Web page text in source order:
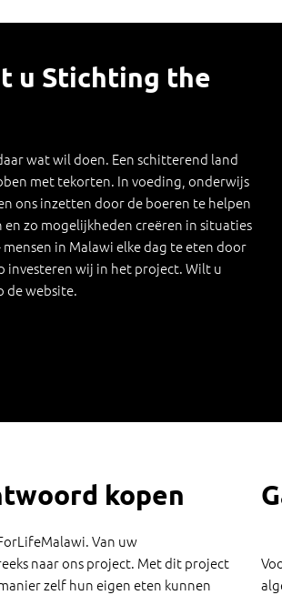
u Stichting the
wat wil doen. Een schitterend land
met tekorten. In voeding, onderwijs
ons inzetten door de boeren te helpen
zo mogelijkheden creëren in situaties
in Malawi elke dag te eten door
investeren wij in het project. Wilt u
de website.
kopen
Van uw
naar ons project. Met dit project
zelf hun eigen eten kunnen